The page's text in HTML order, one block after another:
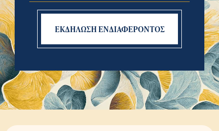
ΕΚΔΗΛΩΣΗ ΕΝΔΙΑΦΕΡΟΝΤΟΣ